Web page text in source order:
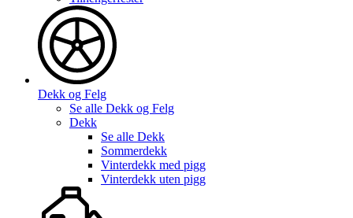
Dekk og Felg
Se alle Dekk og Felg
Dekk
Se alle Dekk
Sommerdekk
Vinterdekk med pigg
Vinterdekk uten pigg